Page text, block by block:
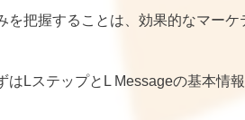
を把握することは、効果的なマーケ
LステップとL Messageの基本情